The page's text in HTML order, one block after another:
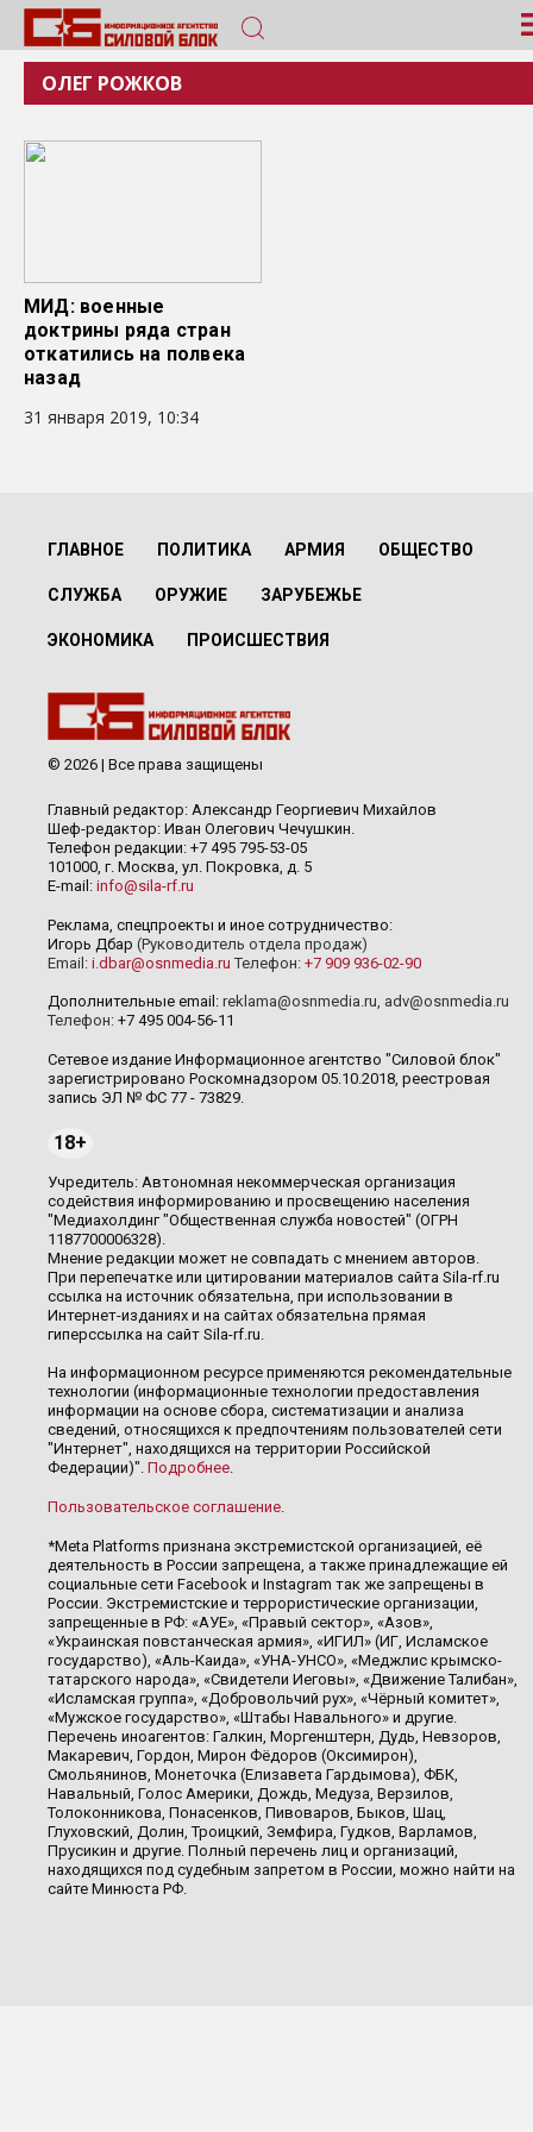
ОЛЕГ РОЖКОВ
МИД: военные
доктрины ряда стран
откатились на полвека
назад
31 января 2019, 10:34
ГЛАВНОЕ ПОЛИТИКА АРМИЯ ОБЩЕСТВО
СЛУЖБА ОРУЖИЕ ЗАРУБЕЖЬЕ
ЭКОНОМИКА ПРОИСШЕСТВИЯ
© 2026 | Все права защищены
Главный редактор: Александр Георгиевич Михайлов
Шеф-редактор: Иван Олегович Чечушкин.
Телефон редакции: +7 495 795-53-05
101000, г. Москва, ул. Покровка, д. 5
E-mail: info@sila-rf.ru
Реклама, спецпроекты и иное сотрудничество:
Игорь Дбар (Руководитель отдела продаж)
Email: i.dbar@osnmedia.ru Телефон: +7 909 936-02-90
Дополнительные email: reklama@osnmedia.ru, adv@osnmedia.ru
Телефон: +7 495 004-56-11
Сетевое издание Информационное агентство "Силовой блок"
зарегистрировано Роскомнадзором 05.10.2018, реестровая
запись ЭЛ № ФС 77 - 73829.
18+
Учредитель: Автономная некоммерческая организация
содействия информированию и просвещению населения
"Медиахолдинг "Общественная служба новостей" (ОГРН
1187700006328).
Мнение редакции может не совпадать с мнением авторов.
При перепечатке или цитировании материалов сайта Sila-rf.ru
ссылка на источник обязательна, при использовании в
Интернет-изданиях и на сайтах обязательна прямая
гиперссылка на сайт Sila-rf.ru.
На информационном ресурсе применяются рекомендательные
технологии (информационные технологии предоставления
информации на основе сбора, систематизации и анализа
сведений, относящихся к предпочтениям пользователей сети
"Интернет", находящихся на территории Российской
Федерации)". Подробнее.
Пользовательское соглашение.
*Meta Platforms признана экстремистской организацией, её
деятельность в России запрещена, а также принадлежащие ей
социальные сети Facebook и Instagram так же запрещены в
России. Экстремистские и террористические организации,
запрещенные в РФ: «АУЕ», «Правый сектор», «Азов»,
«Украинская повстанческая армия», «ИГИЛ» (ИГ, Исламское
государство), «Аль-Каида», «УНА-УНСО», «Меджлис крымско-
татарского народа», «Свидетели Иеговы», «Движение Талибан»,
«Исламская группа», «Добровольчий рух», «Чёрный комитет»,
«Мужское государство», «Штабы Навального» и другие.
Перечень иноагентов: Галкин, Моргенштерн, Дудь, Невзоров,
Макаревич, Гордон, Мирон Фёдоров (Оксимирон),
Смольянинов, Монеточка (Елизавета Гардымова), ФБК,
Навальный, Голос Америки, Дождь, Медуза, Верзилов,
Толоконникова, Понасенков, Пивоваров, Быков, Шац,
Глуховский, Долин, Троицкий, Земфира, Гудков, Варламов,
Прусикин и другие. Полный перечень лиц и организаций,
находящихся под судебным запретом в России, можно найти на
сайте Минюста РФ.